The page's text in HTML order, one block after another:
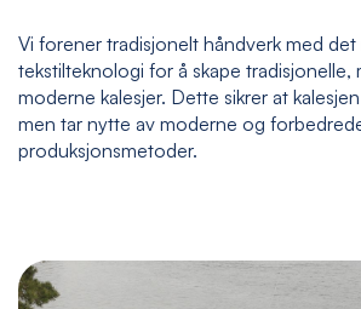
Vi forener tradisjonelt håndverk med
tekstilteknologi for å skape tradisjonelle,
moderne kalesjer. Dette sikrer at
men tar nytte av moderne og
produksjonsmetoder.